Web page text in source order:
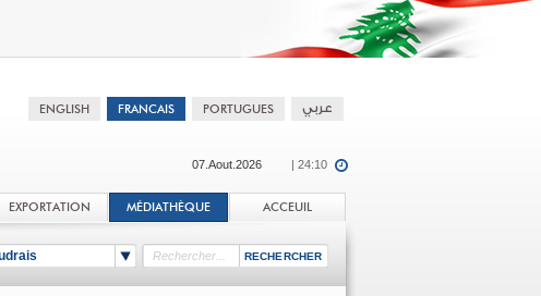
07.Aout.2026 | 24:10
EXPORTATION MÉDIATHÈQUE ACCEUIL